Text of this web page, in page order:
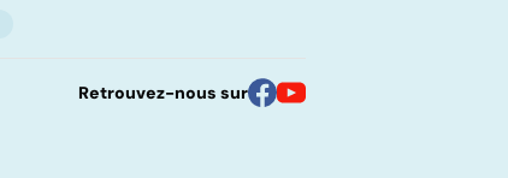
Retrouvez-nous sur